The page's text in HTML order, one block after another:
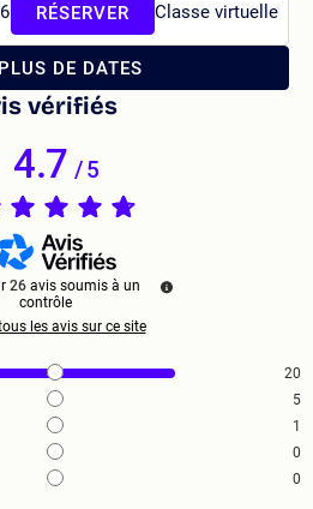
Classe virtuelle
RÉSERVER
DE DATES
vérifiés
4.7/5
26 avis soumis à un
contrôle
les avis sur ce site
20
5
1
0
0